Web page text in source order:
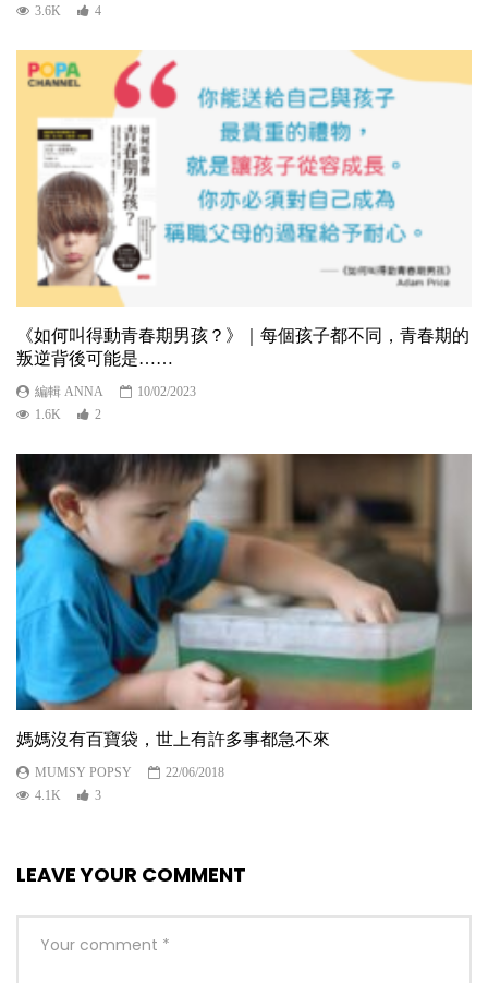
3.6K
4
《如何叫得動青春期男孩？》｜每個孩子都不同，青春期的
叛逆背後可能是……
編輯 ANNA
10/02/2023
1.6K
2
媽媽沒有百寶袋，世上有許多事都急不來
MUMSY POPSY
22/06/2018
4.1K
3
LEAVE YOUR COMMENT